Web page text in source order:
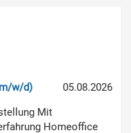
05.08.2026
w/d)
Mit
Homeoffice